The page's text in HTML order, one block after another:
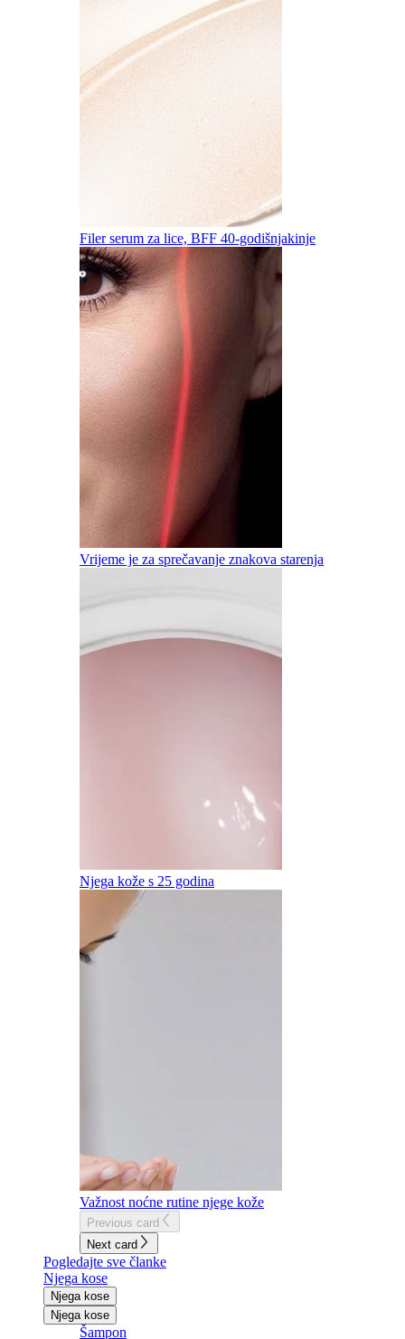
Filer serum za lice, BFF 40-godišnjakinje
Vrijeme je za sprečavanje znakova starenja
Njega kože s 25 godina
Važnost noćne rutine njege kože
Previous card
Next card
Pogledajte sve članke
Njega kose
Njega kose
Njega kose
Šampon